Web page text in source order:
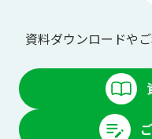
資料ダウンロードや